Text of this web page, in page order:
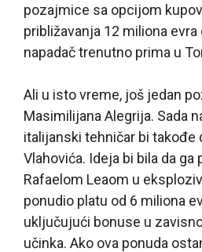
pozajmice sa opcijom
približavanja 12 miliona
napadač trenutno prima u
Ali u isto vreme, još jedan
Masimilijana Alegrija. Sada
italijanski tehničar bi takođe
Vlahovića. Ideja bi bila da ga
Rafaelom Leaom u
ponudio platu od 6 miliona
uključujući bonuse u
učinka. Ako ova ponuda